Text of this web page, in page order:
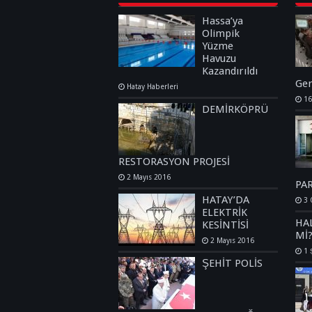
Hassa’ya
Olimpik
Yüzme
Havuzu
Kazandırıldı
Hatay Haberleri
DEMİRKÖPRÜ
RESTORASYON PROJESİ
2 Mayıs 2016
HATAY’DA
ELEKTRİK
KESİNTİSİ
2 Mayıs 2016
ŞEHİT POLİS
3
Mİ?
1